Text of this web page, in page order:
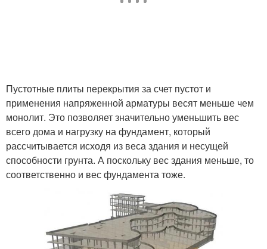
Пустотные плиты перекрытия за счет пустот и
применения напряженной арматуры весят меньше чем
монолит. Это позволяет значительно уменьшить вес
всего дома и нагрузку на фундамент, который
рассчитывается исходя из веса здания и несущей
способности грунта. А поскольку вес здания меньше, то
соответственно и вес фундамента тоже.